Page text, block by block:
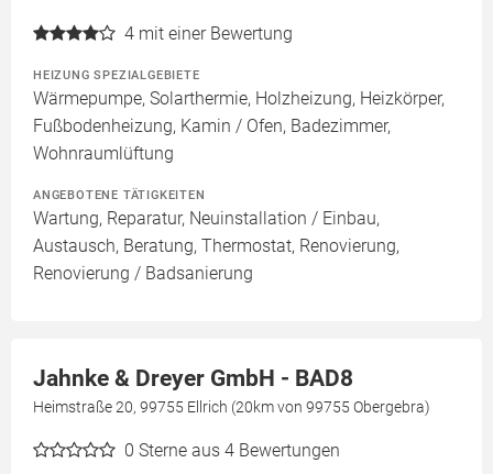
4 mit einer Bewertung
HEIZUNG SPEZIALGEBIETE
Wärmepumpe, Solarthermie, Holzheizung, Heizkörper,
Fußbodenheizung, Kamin / Ofen, Badezimmer,
Wohnraumlüftung
ANGEBOTENE TÄTIGKEITEN
Wartung, Reparatur, Neuinstallation / Einbau,
Austausch, Beratung, Thermostat, Renovierung,
Renovierung / Badsanierung
Jahnke & Dreyer GmbH - BAD8
Heimstraße 20, 99755 Ellrich (20km von 99755 Obergebra)
0 Sterne aus 4 Bewertungen